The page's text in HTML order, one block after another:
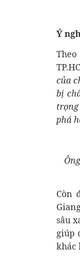
Ý
của
bị
phá
Còn
sâu
giúp
khác